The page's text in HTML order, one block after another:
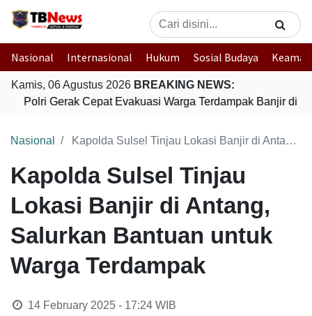
Nasional Internasional Hukum Sosial Budaya
Kamis, 06 Agustus 2026 BREAKING NEWS:
Polri Gerak Cepat Evakuasi Warga Terdampak Banjir di
Nasional Kapolda Sulsel Tinjau Lokasi Banjir di Antang, Salurkan Bantuan untuk Warga Terdampak
Kapolda Sulsel Tinjau
Lokasi Banjir di Antang,
Salurkan Bantuan untuk
Warga Terdampak
14 February 2025 - 17:24WIB